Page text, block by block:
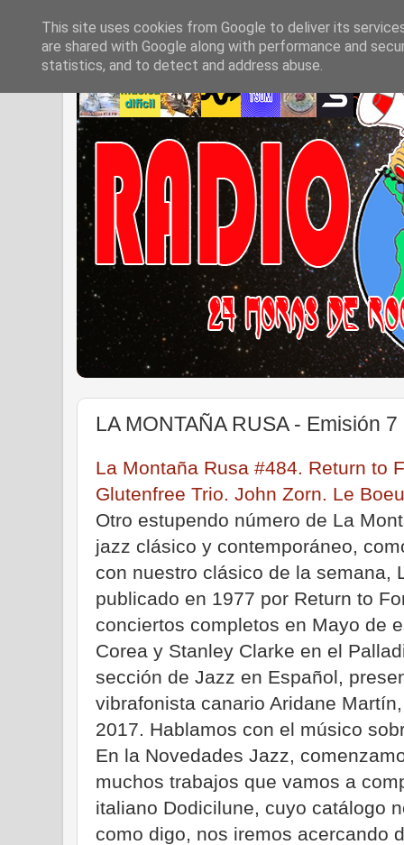
LA MONTAÑA RUSA - Emisión
La Montaña Rusa #484. Return to
Glutenfree Trio. John Zorn. Le
Otro estupendo número de La
jazz clásico y contemporáneo,
con nuestro clásico de la semana,
publicado en 1977 por Return to
conciertos completos en Mayo de
Corea y Stanley Clarke en el
sección de Jazz en Español,
vibrafonista canario Aridane
2017. Hablamos con el músico
En la Novedades Jazz,
muchos trabajos que vamos a
italiano Dodicilune, cuyo catálogo
como digo, nos iremos acercando
This site uses cookies from Google to deliver its
are shared with Google along with performance and
statistics, and to detect and address abuse.